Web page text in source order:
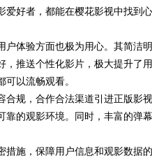
爱好者，都能在樱花影视中找到
户体验方面也极为用心。其简洁
，推送个性化影片，极大提升了
以流畅观看。
合规，合作合法渠道引进正版影
靠的观影环境。同时，丰富的弹
措施，保障用户信息和观影数据